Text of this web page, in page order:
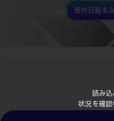
読み
状況を確認
受付日程を